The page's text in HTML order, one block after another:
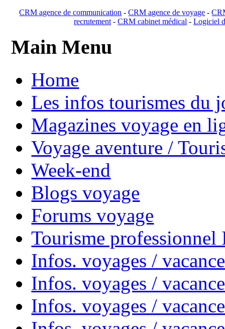
CRM agence de communication -CRM agence de voyage -
recrutement- CRM cabinet médical - Logiciel
Main Menu
Home
Les infos tourismes du
Magazines voyage en
Voyage aventure /
Week-end
Blogs voyage
Forums voyage
Tourisme
Infos. voyages /
Infos. voyages /
Infos. voyages /